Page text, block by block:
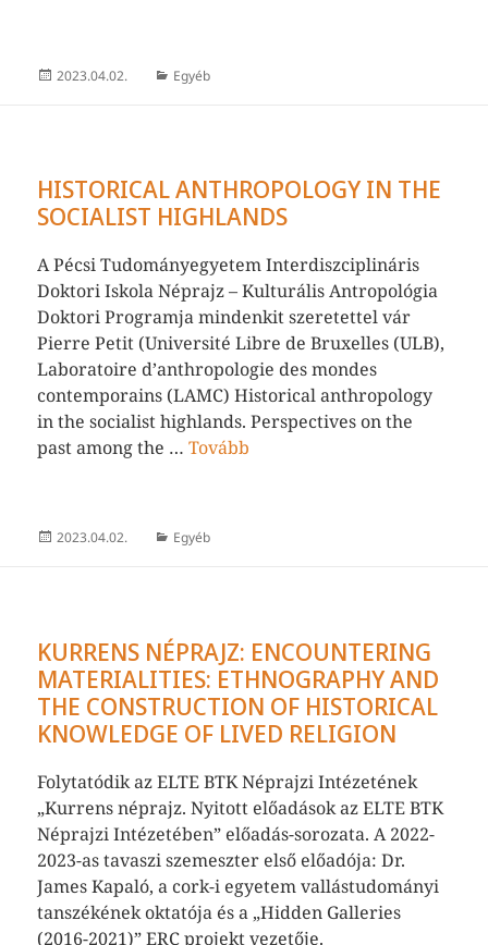
Közzétéve
2023.04.02. Kategória
Egyéb
HISTORICAL ANTHROPOLOGY IN THE
SOCIALIST HIGHLANDS
A Pécsi Tudományegyetem Interdiszciplináris
Doktori Iskola Néprajz – Kulturális Antropológia
Doktori Programja mindenkit szeretettel vár
Pierre Petit (Université Libre de Bruxelles (ULB),
Laboratoire d’anthropologie des mondes
contemporains (LAMC) Historical anthropology
in the socialist highlands. Perspectives on the
past among the …Tovább
Közzétéve
2023.04.02. Kategória
Egyéb
KURRENS NÉPRAJZ: ENCOUNTERING
MATERIALITIES: ETHNOGRAPHY AND
THE CONSTRUCTION OF HISTORICAL
KNOWLEDGE OF LIVED RELIGION
Folytatódik az ELTE BTK Néprajzi Intézetének
„Kurrens néprajz. Nyitott előadások az ELTE BTK
Néprajzi Intézetében” előadás-sorozata. A 2022-
2023-as tavaszi szemeszter első előadója: Dr.
James Kapaló, a cork-i egyetem vallástudományi
tanszékének oktatója és a „Hidden Galleries
(2016-2021)” ERC projekt vezetője.